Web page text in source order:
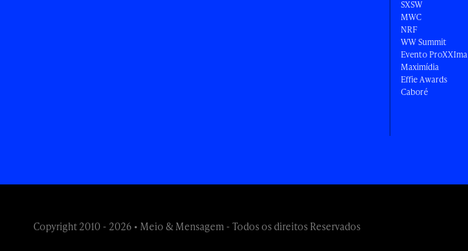
SXSW
MWC
NRF
WW Summit
Evento ProXXIma
Maximídia
Effie Awards
Caboré
Copyright 2010 - 2026 • Meio & Mensagem - Todos os direitos Reservados